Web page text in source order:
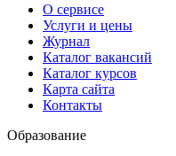
О сервисе
Услуги и цены
Журнал
Каталог вакансий
Каталог курсов
Карта сайта
Контакты
Образование